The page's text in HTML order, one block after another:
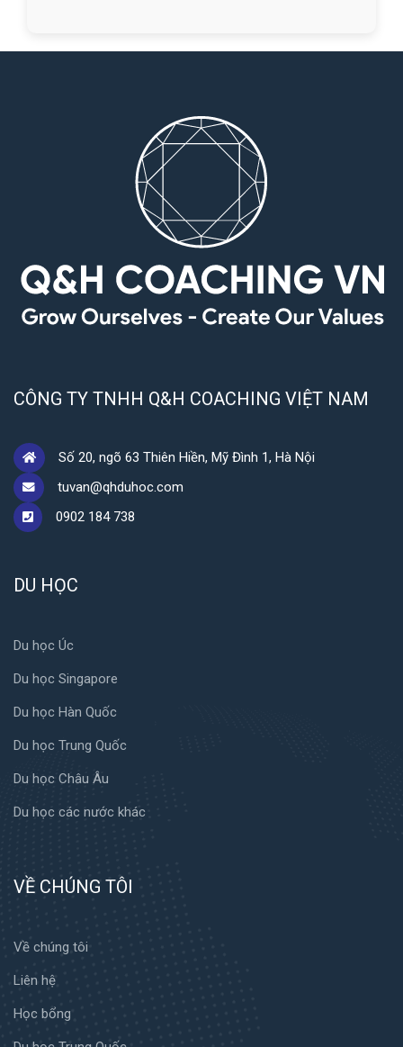
CÔNG TY TNHH Q&H COACHING VIỆT NAM
Số 20, ngõ 63 Thiên Hiền, Mỹ Đình 1, Hà Nội
tuvan@qhduhoc.com
0902 184 738
DU HỌC
Du học Úc
Du học Singapore
Du học Hàn Quốc
Du học Trung Quốc
Du học Châu Âu
Du học các nước khác
VỀ CHÚNG TÔI
Về chúng tôi
Liên hệ
Học bổng